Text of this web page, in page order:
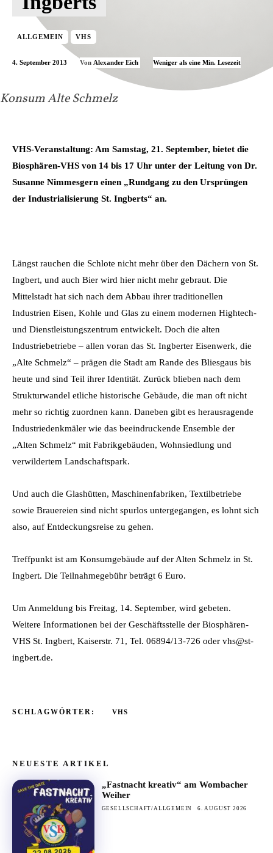
Konsum Alte Schmelz
ALLGEMEIN VHS
4. September 2013 Von Alexander Eich Weniger als eine Min. Lesezeit
VHS-Veranstaltung: Am Samstag, 21. September, bietet die
Biosphären-VHS von 14 bis 17 Uhr unter der Leitung von Dr.
Susanne Nimmesgern einen „Rundgang zu den Ursprüngen
der Industrialisierung St. Ingberts“ an.
Längst rauchen die Schlote nicht mehr über den Dächern von St.
Ingbert, und auch Bier wird hier nicht mehr gebraut. Die
Mittelstadt hat sich nach dem Abbau ihrer traditionellen
Industrien Eisen, Kohle und Glas zu einem modernen Hightech-
und Dienstleistungszentrum entwickelt. Doch die alten
Industriebetriebe – allen voran das St. Ingberter Eisenwerk, die
„Alte Schmelz“ – prägen die Stadt am Rande des Bliesgaus bis
heute und sind Teil ihrer Identität. Zurück blieben nach dem
Strukturwandel etliche historische Gebäude, die man oft nicht
mehr so richtig zuordnen kann. Daneben gibt es herausragende
Industriedenkmäler wie das beeindruckende Ensemble der
„Alten Schmelz“ mit Fabrikgebäuden, Wohnsiedlung und
verwildertem Landschaftspark.
Und auch die Glashütten, Maschinenfabriken, Textilbetriebe
sowie Brauereien sind nicht spurlos untergegangen, es lohnt sich
also, auf Entdeckungsreise zu gehen.
Treffpunkt ist am Konsumgebäude auf der Alten Schmelz in St.
Ingbert. Die Teilnahmegebühr beträgt 6 Euro.
Um Anmeldung bis Freitag, 14. September, wird gebeten.
Weitere Informationen bei der Geschäftsstelle der Biosphären-
VHS St. Ingbert, Kaiserstr. 71, Tel. 06894/13-726 oder vhs@st-
ingbert.de.
SCHLAGWÖRTER: VHS
NEUESTE ARTIKEL
„Fastnacht kreativ“ am Wombacher
Weiher
GESELLSCHAFT/ALLGEMEIN 6. AUGUST 2026